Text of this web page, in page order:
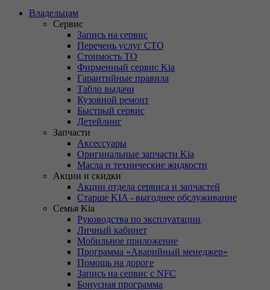
Владельцам
Сервис
Запись на сервис
Перечень услуг СТО
Стоимость ТО
Фирменный сервис Kia
Гарантийные правила
Табло выдачи
Кузовной ремонт
Быстрый сервис
Детейлинг
Запчасти
Аксессуары
Оригинальные запчасти Kia
Масла и технические жидкости
Акции и скидки
Акции отдела сервиса и запчастей
Старше KIA - выгоднее обслуживание
Семья Kia
Руководства по эксплуатации
Личный кабинет
Мобильное приложение
Программа «Аварийный менеджер»
Помощь на дороге
Запись на сервис с NFC
Бонусная программа